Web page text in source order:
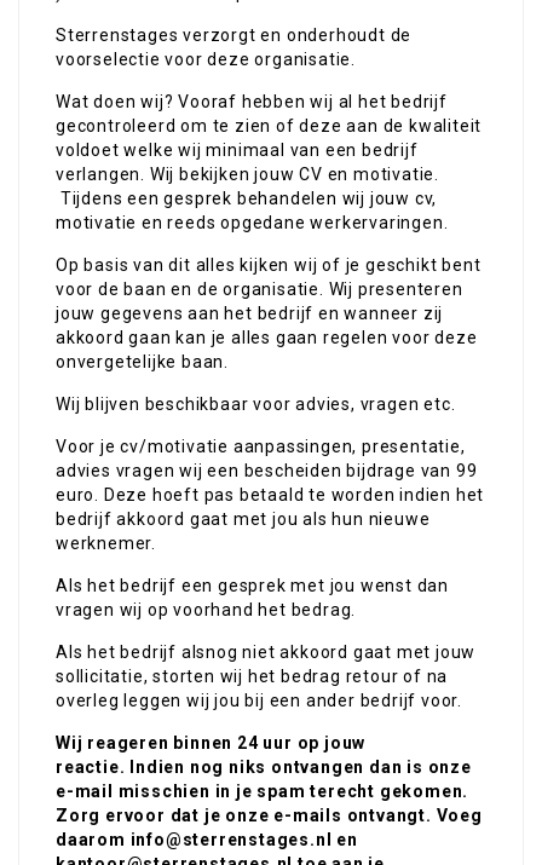
Sterrenstages verzorgt en onderhoudt de
voorselectie voor deze organisatie.
Wat doen wij? Vooraf hebben wij al het bedrijf
gecontroleerd om te zien of deze aan de kwaliteit
voldoet welke wij minimaal van een bedrijf
verlangen. Wij bekijken jouw CV en motivatie.
Tijdens een gesprek behandelen wij jouw cv,
motivatie en reeds opgedane werkervaringen.
Op basis van dit alles kijken wij of je geschikt bent
voor de baan en de organisatie. Wij presenteren
jouw gegevens aan het bedrijf en wanneer zij
akkoord gaan kan je alles gaan regelen voor deze
onvergetelijke baan.
Wij blijven beschikbaar voor advies, vragen etc.
Voor je cv/motivatie aanpassingen, presentatie,
advies vragen wij een bescheiden bijdrage van 99
euro. Deze hoeft pas betaald te worden indien het
bedrijf akkoord gaat met jou als hun nieuwe
werknemer.
Als het bedrijf een gesprek met jou wenst dan
vragen wij op voorhand het bedrag.
Als het bedrijf alsnog niet akkoord gaat met jouw
sollicitatie, storten wij het bedrag retour of na
overleg leggen wij jou bij een ander bedrijf voor.
Wij reageren binnen 24 uur op jouw
reactie. Indien nog niks ontvangen dan is onze
e-mail misschien in je spam terecht gekomen.
Zorg ervoor dat je onze e-mails ontvangt. Voeg
daarom info@sterrenstages.nl en